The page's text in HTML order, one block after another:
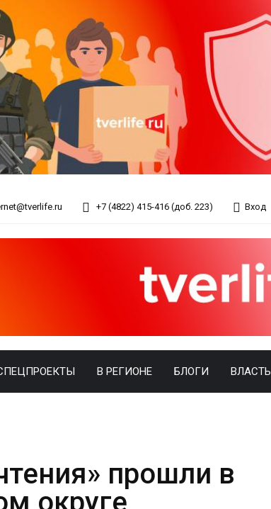
+7 (4822) 415-416 (доб. 223) Вход
В РЕГИОНЕ БЛОГИ ВЛАСТЬ
прошли в
округе